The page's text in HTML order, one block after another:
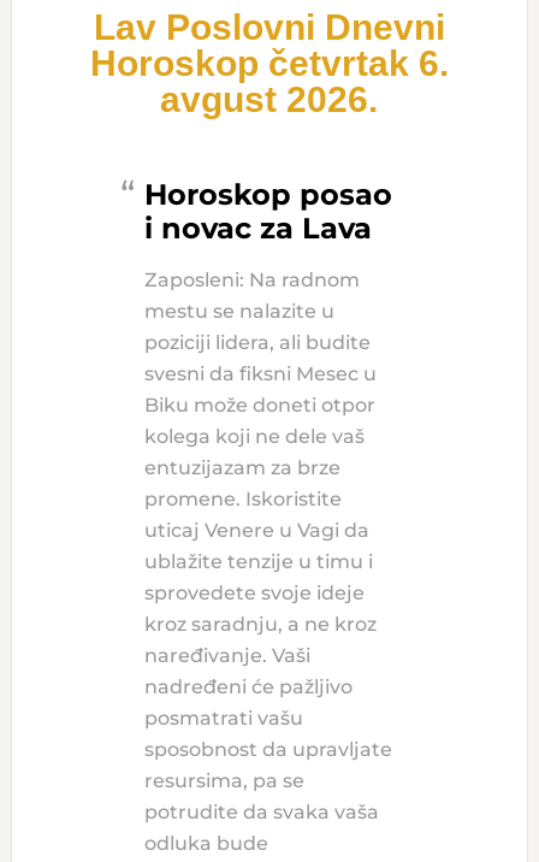
Lav Poslovni Dnevni
Horoskop četvrtak 6.
avgust 2026.
Horoskop posao
i novac za Lava
Zaposleni: Na radnom
mestu se nalazite u
poziciji lidera, ali budite
svesni da fiksni Mesec u
Biku može doneti otpor
kolega koji ne dele vaš
entuzijazam za brze
promene. Iskoristite
uticaj Venere u Vagi da
ublažite tenzije u timu i
sprovedete svoje ideje
kroz saradnju, a ne kroz
naređivanje. Vaši
nadređeni će pažljivo
posmatrati vašu
sposobnost da upravljate
resursima, pa se
potrudite da svaka vaša
odluka bude